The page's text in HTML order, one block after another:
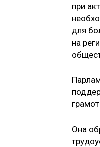
при
для
на
Она